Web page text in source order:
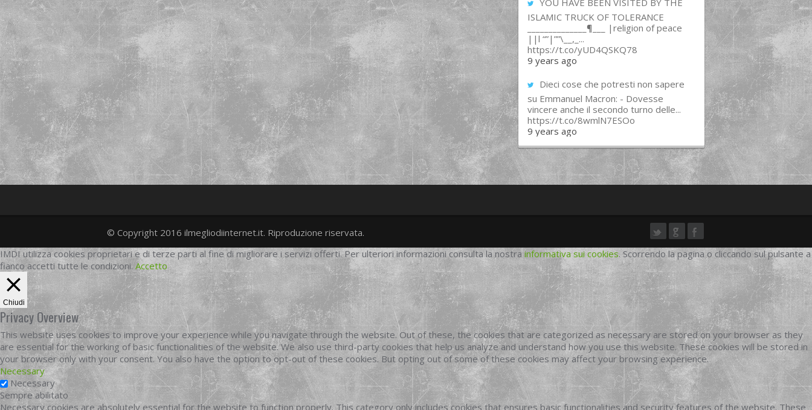
YOU HAVE BEEN VISITED BY THE
ISLAMIC TRUCK OF TOLERANCE
______________¶___ |religion of peace
||l “”|””\__,_...
https://t.co/yUD4QSKQ78
9 years ago
Dieci cose che potresti non sapere
su Emmanuel Macron: - Dovesse
vincere anche il secondo turno delle...
https://t.co/8wmlN7ESOo
9 years ago
twittergoogleplus
facebook
© Copyright 2016 ilmegliodiinternet.it. Riproduzione riservata.
IMDI utilizza cookies proprietari e di terze parti al fine di migliorare i servizi offerti. Per ulteriori informazioni consulta la nostra informativa sui cookies. Scorrendo la pagina o cliccando sul pulsante a
fianco accetti tutte le condizioni. Accetto
Chiudi
Privacy Overview
This website uses cookies to improve your experience while you navigate through the website. Out of these, the cookies that are categorized as necessary are stored on your browser as they
are essential for the working of basic functionalities of the website. We also use third-party cookies that help us analyze and understand how you use this website. These cookies will be stored in
your browser only with your consent. You also have the option to opt-out of these cookies. But opting out of some of these cookies may affect your browsing experience.
Necessary
Necessary
Sempre abilitato
Necessary cookies are absolutely essential for the website to function properly. This category only includes cookies that ensures basic functionalities and security features of the website. These